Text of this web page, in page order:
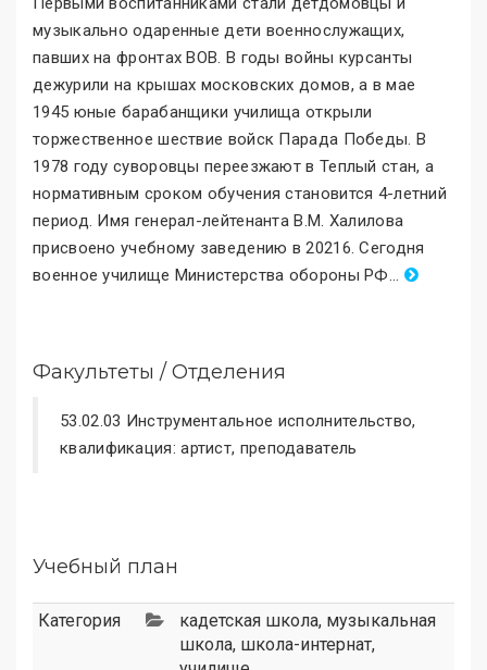
музыкально одаренные дети военнослужащих,
павших на фронтах ВОВ. В годы войны курсанты
дежурили на крышах московских домов, а в мае
1945 юные барабанщики училища открыли
торжественное шествие войск Парада Победы. В
1978 году суворовцы переезжают в Теплый стан, а
нормативным сроком обучения становится 4-летний
период. Имя генерал-лейтенанта В.М. Халилова
присвоено учебному заведению в 20216. Сегодня
военное училище Министерства обороны РФ...
Факультеты / Отделения
53.02.03 Инструментальное исполнительство,
квалификация: артист, преподаватель
Учебный план
Категория кадетская школа, музыкальная
школа, школа-интернат,